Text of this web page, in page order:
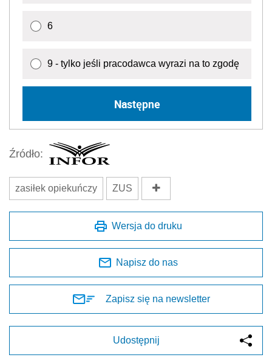
6
9 - tylko jeśli pracodawca wyrazi na to zgodę
Następne
Źródło:
zasiłek opiekuńczy ZUS
Wersja do druku
Napisz do nas
Zapisz się na newsletter
Udostępnij